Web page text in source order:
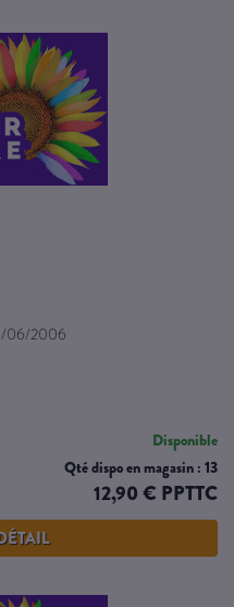
06/2006
Disponible
Qté dispo en magasin : 13
12,90 € PPTTC